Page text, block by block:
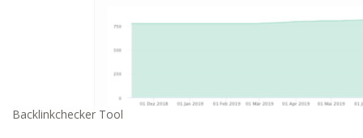
Backlinkchecker Tool